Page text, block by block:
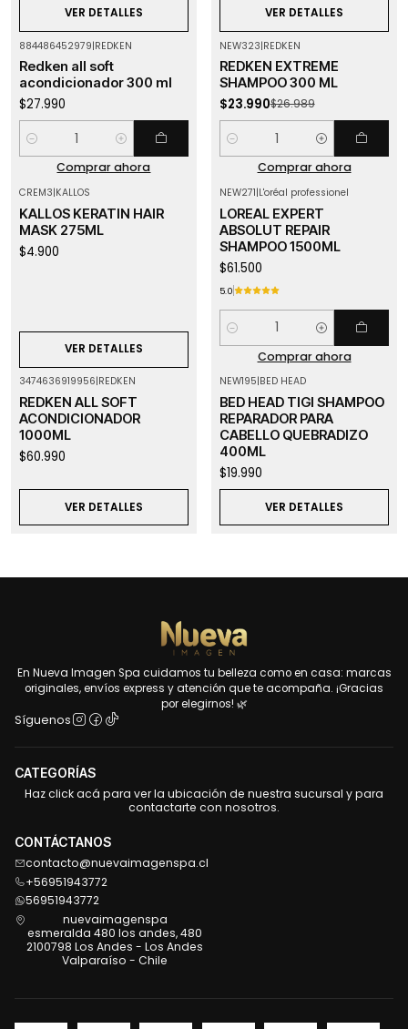
VER DETALLES VER DETALLES
884486452979|REDKEN
Redken all soft
acondicionador 300 ml
$27.990
Cantidad
Comprar ahora
NEW323|REDKEN
REDKEN EXTREME
SHAMPOO 300 ML
$23.990$26.989
Cantidad
Comprar ahora
CREM3|KALLOS
KALLOS KERATIN HAIR
MASK 275ML
$4.900
VER DETALLES
NEW271|L'oréal professionel
LOREAL EXPERT
ABSOLUT REPAIR
SHAMPOO 1500ML
$61.500
5.0
Cantidad
Comprar ahora
3474636919956|REDKEN
REDKEN ALL SOFT
ACONDICIONADOR
1000ML
$60.990
VER DETALLES
NEW195|BED HEAD
BED HEAD TIGI SHAMPOO
REPARADOR PARA
CABELLO QUEBRADIZO
400ML
$19.990
VER DETALLES
En Nueva Imagen Spa cuidamos tu belleza como en casa: marcas
originales, envíos express y atención que te acompaña. ¡Gracias
por elegirnos! 🌿
Síguenos
CATEGORÍAS
Haz click acá para ver la ubicación de nuestra sucursal y para
contactarte con nosotros.
CONTÁCTANOS
contacto@nuevaimagenspa.cl
+56951943772
56951943772
nuevaimagenspa
esmeralda 480 los andes, 480
2100798 Los Andes - Los Andes
Valparaíso - Chile